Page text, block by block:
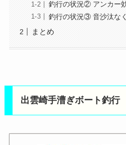
釣行の状況② アンカー
釣行の状況③ 音沙汰な
まとめ
出雲崎手漕ぎボート釣行